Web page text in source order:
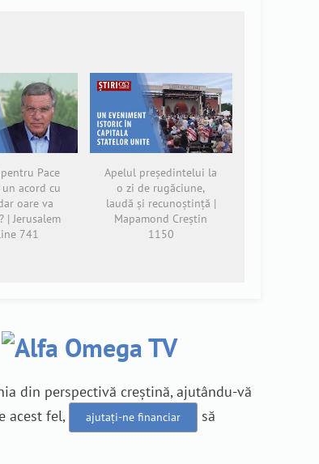
Pace
acord cu
oare va
| Jerusalem
741
Apelul președintelui la
o zi de rugăciune,
laudă și recunoștință |
Mapamond Creștin
1150
din perspectivă creștină, ajutându-vă
acest fel,
ajutați-ne financiar
să